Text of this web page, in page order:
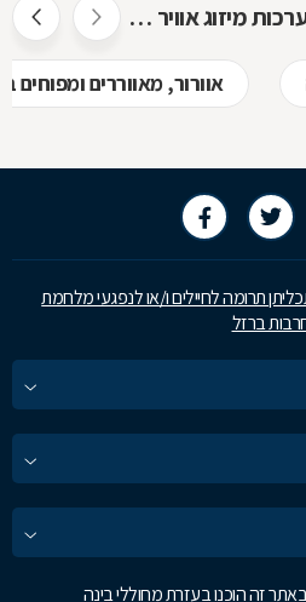
אנשים שחיפשו מזגנים ומערכות מיזוג אוויר חיפשו גם
אוורור, מאווררים ומפוחים
תרומה לחיילים ו/או לנפגעי מלחמת
ברזל
זה הוכנו בעזרת מחוללי בינה